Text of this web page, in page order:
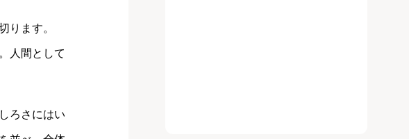
ります。
人間として
ろさにはい